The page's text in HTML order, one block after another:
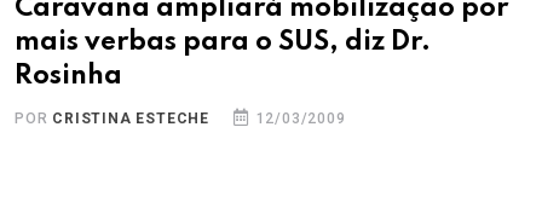
Caravana ampliará mobilização por
mais verbas para o SUS, diz Dr.
Rosinha
POR CRISTINA ESTECHE 12/03/2009